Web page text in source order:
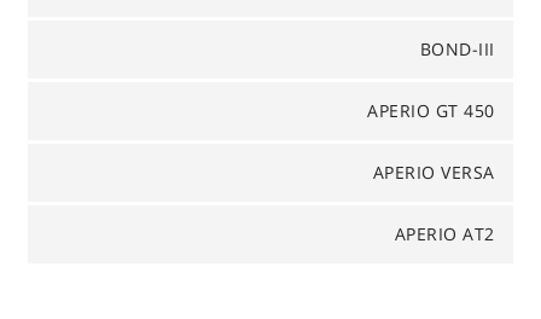
BOND-III
APERIO GT 450
APERIO VERSA
APERIO AT2